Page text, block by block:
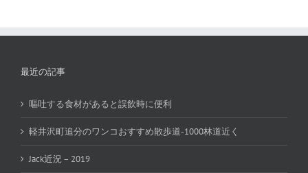
最近の記事
嘔吐する食材があると誤飲時に便利
軽井沢町追分のワンコおすすめ散歩道-1000林道近く
Jack近況 – 2019